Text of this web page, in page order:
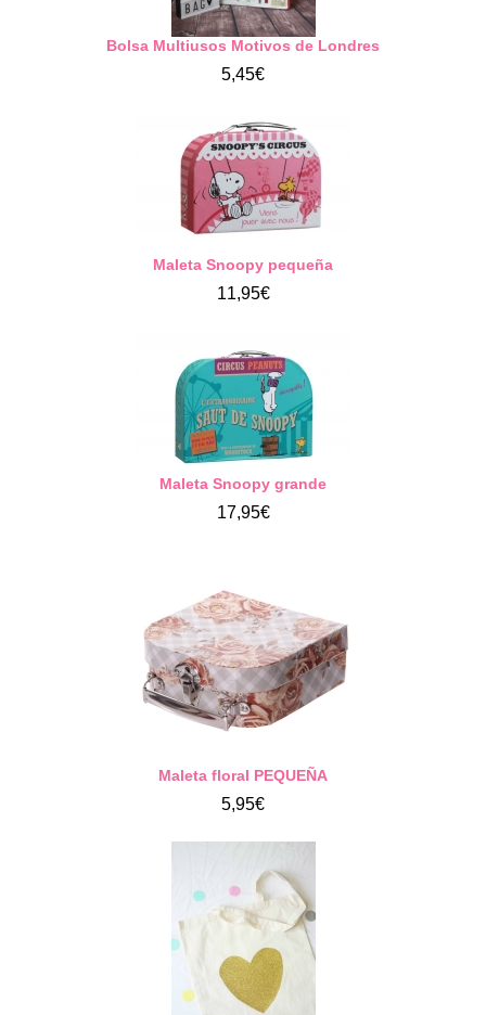
Bolsa Multiusos Motivos de Londres
5,45€
Maleta Snoopy pequeña
11,95€
Maleta Snoopy grande
17,95€
Maleta floral PEQUEÑA
5,95€